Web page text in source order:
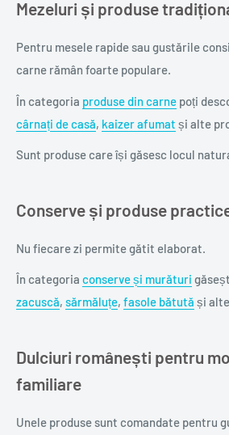
Mezeluri și produse
Pentru mesele rapide sau gustările
carne rămân foarte populare.
În categoria produse din carne poți
cârnați de casă, kaizer afumat și alte
Sunt produse care își găsesc locul
Conserve și produse
Nu fiecare zi permite gătit elaborat.
În categoria conserve și murături
zacuscă, sărmăluțe, fasole bătută și
Dulciuri românești pentru
familiare
Unele produse sunt comandate pentru